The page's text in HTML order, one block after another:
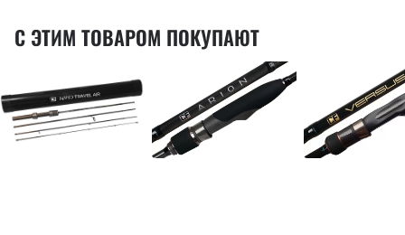
С ЭТИМ ТОВАРОМ ПОКУПАЮТ